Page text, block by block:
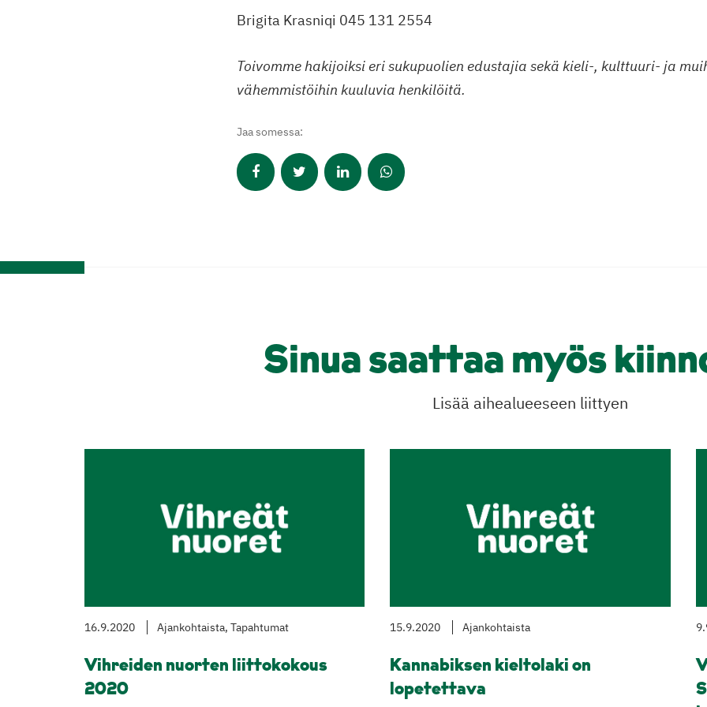
Brigita Krasniqi 045 131 2554
Toivomme hakijoiksi eri sukupuolien edustajia sekä kieli-, kulttuuri- ja
vähemmistöihin kuuluvia henkilöitä.
Jaa somessa:
Sinua saattaa myös
Lisää aihealueeseen liittyen
16.9.2020 Ajankohtaista, Tapahtumat
Vihreiden nuorten liittokokous
2020
15.9.2020 Ajankohtaista
Kannabiksen kieltolaki on
lopetettava